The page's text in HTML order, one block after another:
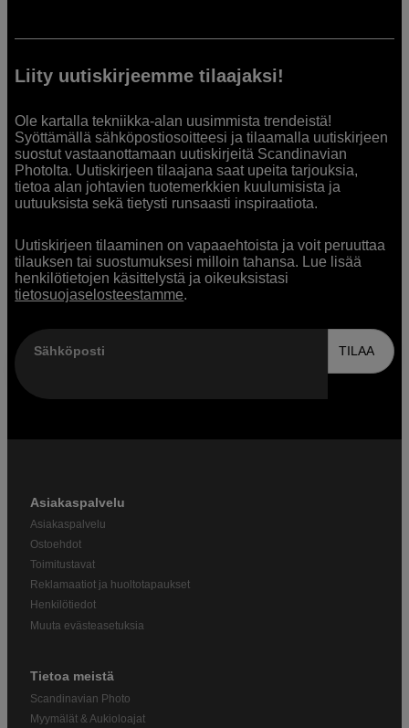
Liity uutiskirjeemme tilaajaksi!
Ole kartalla tekniikka-alan uusimmista trendeistä!
Syöttämällä sähköpostiosoitteesi ja tilaamalla uutiskirjeen
suostut vastaanottamaan uutiskirjeitä Scandinavian
Photolta. Uutiskirjeen tilaajana saat upeita tarjouksia,
tietoa alan johtavien tuotemerkkien kuulumisista ja
uutuuksista sekä tietysti runsaasti inspiraatiota.
Uutiskirjeen tilaaminen on vapaaehtoista ja voit peruuttaa
tilauksen tai suostumuksesi milloin tahansa. Lue lisää
henkilötietojen käsittelystä ja oikeuksistasi
tietosuojaselosteestamme.
Sähköposti TILAA
Asiakaspalvelu
Asiakaspalvelu
Ostoehdot
Toimitustavat
Reklamaatiot ja huoltotapaukset
Henkilötiedot
Muuta evästeasetuksia
Tietoa meistä
Scandinavian Photo
Myymälät & Aukioloajat